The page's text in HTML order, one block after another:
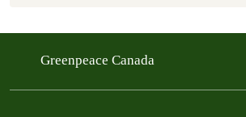
Greenpeace Canada